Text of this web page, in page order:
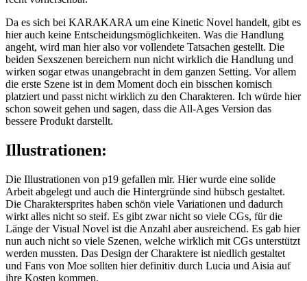
Die Illustrationen von p19 gefallen mir. Hier wurde eine solide
Arbeit abgelegt und auch die Hintergründe sind hübsch gestaltet.
Die Charaktersprites haben schön viele Variationen und dadurch
wirkt alles nicht so steif. Es gibt zwar nicht so viele CGs, für die
Länge der Visual Novel ist die Anzahl aber ausreichend. Es gab hier
nun auch nicht so viele Szenen, welche wirklich mit CGs unterstützt
werden mussten. Das Design der Charaktere ist niedlich gestaltet
und Fans von Moe sollten hier definitiv durch Lucia und Aisia auf
ihre Kosten kommen.
Charaktere:
Die Charaktere selbst sind nett gestaltet. Das wars dann aber auch.
Die Novel ist leider nicht lang genug, um den Charakteren wirklich
viel Persönlichkeit einzuhauchen. Dadurch wirken die Charaktere
etwas flach. Dafür hat man sich hier mehr Mühe gegeben, sie
zuckersüß zu gestalten. Eigentlich bin ich kein großer Fan davon,
wenn Charaktere sonst nichts aus macht, außer der Tatsache, dass
sie Moe sind. Zu Lucia würde ich allerdings nicht ‚Nein‘ sagen.
Vom Charakter hat sie mir am besten gefallen. Sie ist zwar ein
bisschen zurückhaltend, aber das gefällt mir gut. Aisia ist hingegen